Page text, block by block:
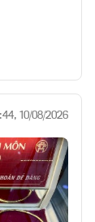
10/08/2026